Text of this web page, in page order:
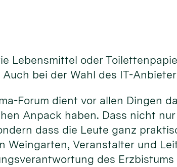
Lebensmittel oder
Auch bei der Wahl des IT-
Forum dient vor allen Dingen
Anpack haben. Dass nicht
dass die Leute ganz
Weingarten, Veranstalter und
des Erzbistums